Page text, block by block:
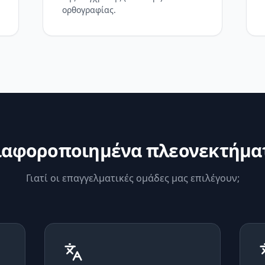
ορθογραφίας.
Γιατί οι επαγγελματικές ομάδες μας επιλέγουν;